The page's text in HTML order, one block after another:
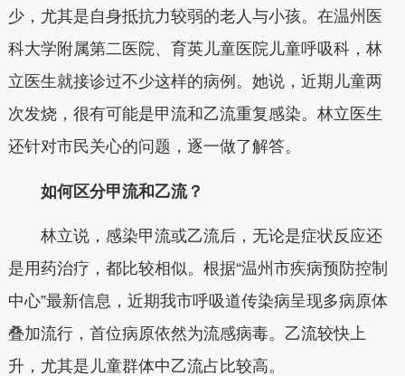
少，尤其是自身抵抗力较弱的老人与小孩。在温州医
科大学附属第二医院、育英儿童医院儿童呼吸科，林
立医生就接诊过不少这样的病例。她说， 近期儿童两
次发烧，很有可能是甲流和乙流重复感染。 林立医生
还针对市民关心的问题，逐一做了解答。
如何区分甲流和乙流？
林立说，感染甲流或乙流后，无论是症状反应还
是用药治疗，都比较相似。根据“温州市疾病预防控制
中心”最新信息， 近期我市呼吸道传染病呈现多病原体
叠加流行，首位病原依然为流感病毒。乙流较快上
升，尤其是儿童群体中乙流占比较高。